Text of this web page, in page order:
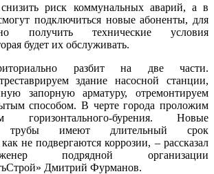
риск коммунальных аварий, а в
подключиться новые абоненты, для
получить технические условия
будет их обслуживать.
разбит на две части.
здание насосной станции,
запорную арматуру, отремонтируем
способом. В черте города проложим
горизонтального-бурения. Новые
трубы имеют длительный срок
не подвергаются коррозии, – рассказал
подрядной организации
Дмитрий Фурманов.